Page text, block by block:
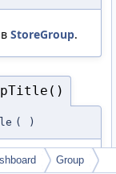
StoreGroup.
( )
вStoreGroup.
Group